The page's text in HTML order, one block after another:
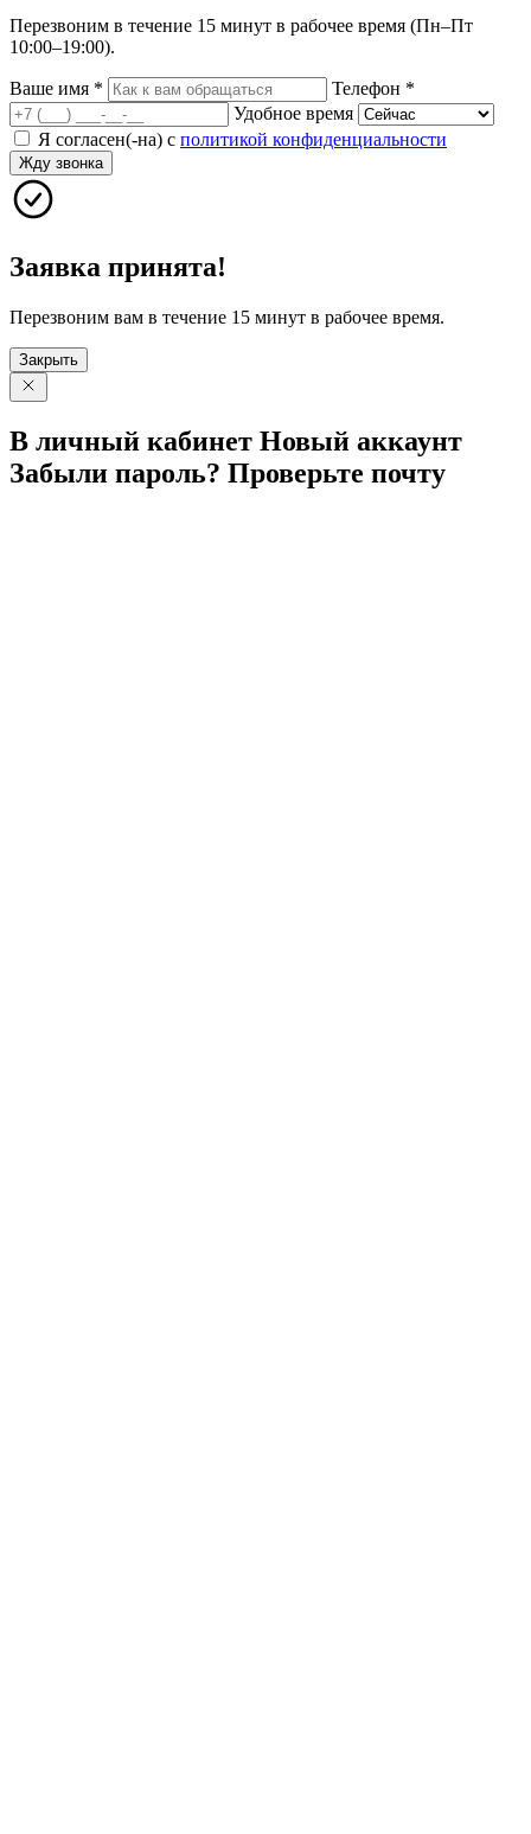
Перезвоним в течение 15 минут в рабочее время (Пн–Пт
10:00–19:00).
Ваше имя * Телефон *
Удобное время
Я согласен(-на) с политикой конфиденциальности
Жду звонка
Заявка принята!
Перезвоним вам в течение 15 минут в рабочее время.
Закрыть
В личный кабинет Новый аккаунт
Забыли пароль? Проверьте почту